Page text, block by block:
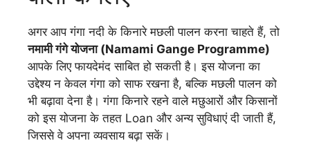
अगर आप गंगा नदी के किनारे मछली पालन करना चाहते हैं, तो
नमामी गंगे योजना (Namami Gange Programme)
आपके लिए फायदेमंद साबित हो सकती है। इस योजना का
उद्देश्य न केवल गंगा को साफ रखना है, बल्कि मछली पालन को
भी बढ़ावा देना है। गंगा किनारे रहने वाले मछुआरों और किसानों
को इस योजना के तहत Loan और अन्य सुविधाएं दी जाती हैं,
जिससे वे अपना व्यवसाय बढ़ा सकें।